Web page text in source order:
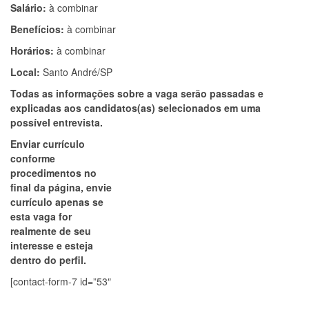
Salário: à combinar
Benefícios: à combinar
Horários: à combinar
Local: Santo André/SP
Todas as informações sobre a vaga serão passadas e
explicadas aos candidatos(as) selecionados em uma
possível entrevista.
Enviar currículo
conforme
procedimentos no
final da página, envie
currículo apenas se
esta vaga for
realmente de seu
interesse e esteja
dentro do perfil.
[contact-form-7 id=”53″